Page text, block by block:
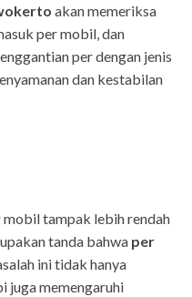
akan memeriksa
per mobil, dan
per dengan jenis
dan kestabilan
mobil tampak lebih rendah
tanda bahwa per
ini tidak hanya
juga memengaruhi